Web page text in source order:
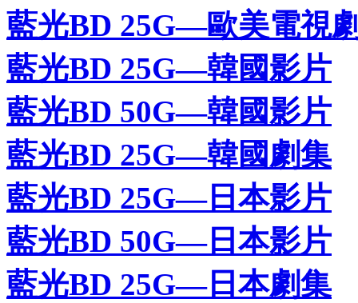
藍光BD 25G—歐美電視
藍光BD 25G—韓國影片
藍光BD 50G—韓國影片
藍光BD 25G—韓國劇集
藍光BD 25G—日本影片
藍光BD 50G—日本影片
藍光BD 25G—日本劇集